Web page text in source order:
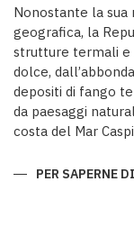
Nonostante la
geografica, la
strutture termali e
dolce,
depositi di fango
da paesaggi
costa del Mar
PER SAPERNE